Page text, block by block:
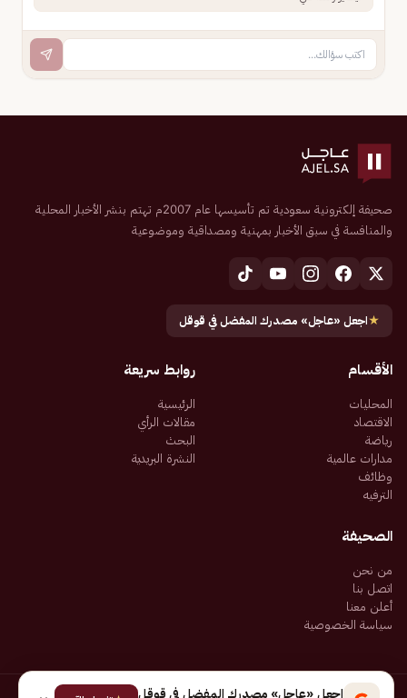
صحيفة إلكترونية سعودية تم تأسيسها عام 2007م تهتم بنشر الأخبار المحلية
والمنافسة في سبق الأخبار بمهنية ومصداقية وموضوعية
★اجعل «عاجل» مصدرك المفضل في قوقل
الأقسام
المحليات
الاقتصاد
رياضة
مدارات عالمية
وظائف
الترفيه
روابط سريعة
الرئيسية
مقالات الرأي
البحث
النشرة البريدية
الصحيفة
من نحن
اتصل بنا
أعلن معنا
سياسة الخصوصية
اجعل «عاجل» مصدرك المفضل في قوقل